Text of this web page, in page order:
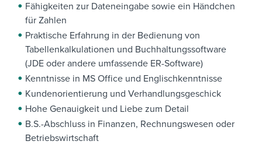
Fähigkeiten zur Dateneingabe sowie ein Händchen
für Zahlen
Praktische Erfahrung in der Bedienung von
Tabellenkalkulationen und Buchhaltungssoftware
(JDE oder andere umfassende ER-Software)
Kenntnisse in MS Office und Englischkenntnisse
Kundenorientierung und Verhandlungsgeschick
Hohe Genauigkeit und Liebe zum Detail
B.S.-Abschluss in Finanzen, Rechnungswesen oder
Betriebswirtschaft